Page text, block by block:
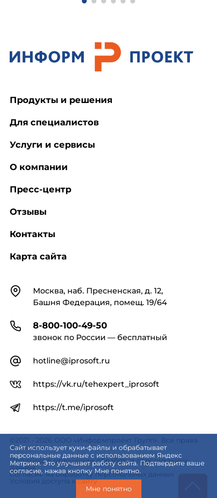
Сайт использует куки-файлы и обрабатывает
персональные данные с использованием Яндекс
Метрики. Это улучшает работу сайта. Подтвердите ваше
согласие, нажав кнопку Мне понятно.
Мне понятно
КонтактыМосква, наб. Пресненская, д. 12,
Башня Федерация, помещ. 19/64
8-800-100-49-50
звонок по России — бесплатный
hotline@iprosoft.ru
https://vk.ru/tehexpert_iprosoft
https://t.me/iprosoft
Продукты и решения
Для специалистов
Услуги и сервисы
О компании
Пресс-центр
Отзывы
Контакты
Карта сайта
©2021 - 2026 ООО «Информпроект Групп». Все права
защищены.
Политика в отношении обработки персональных
данных
Согласие на обработку персональных данных
Условия доступа к сайту